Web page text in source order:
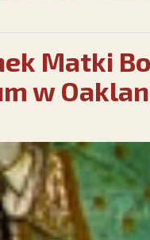
Matki
w